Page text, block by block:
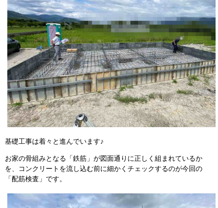
基礎工事は着々と進んでいます♪
お家の骨組みとなる「鉄筋」が図面通りに正しく組まれているか
を、コンクリートを流し込む前に細かくチェックするのが今回の
「配筋検査」です。